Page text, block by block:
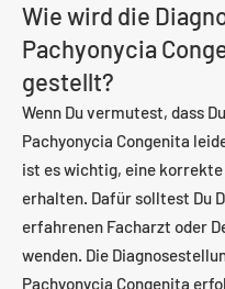
Wie wird die
Pachyonycia
gestellt?
Wenn Du vermutest, dass
Pachyonycia Congenita
ist es wichtig, eine korrekte
erhalten. Dafür solltest Du
erfahrenen Facharzt oder
wenden. Die
Pachyonycia Congenita